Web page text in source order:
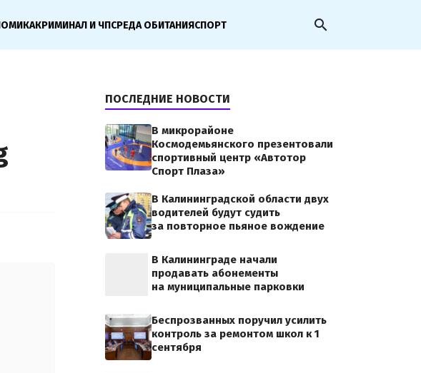
КРИМИНАЛ И ЧПСРЕДА ОБИТАНИЯСПОРТ search
ПОСЛЕДНИЕ НОВОСТИ
В микрорайоне
Космодемьянского презентовали
спортивный центр «Автотор
Спорт Плаза»
В Калининградской области двух
водителей будут судить
за повторное пьяное вождение
В Калининграде начали
продавать абонементы
на муниципальные парковки
Беспрозванных поручил усилить
контроль за ремонтом школ к 1
сентября